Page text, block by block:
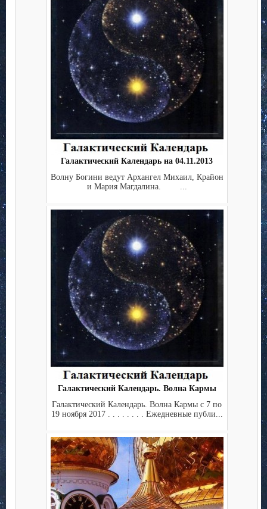
Галактический Календарь на 04.11.2013
Волну Богини ведут Архангел Михаил, Крайон
и Мария Магдалина. ...
Галактический Календарь. Волна Кармы
Галактический Календарь. Волна Кармы с 7 по
19 ноября 2017 . . . . . . . . Ежедневные публи...